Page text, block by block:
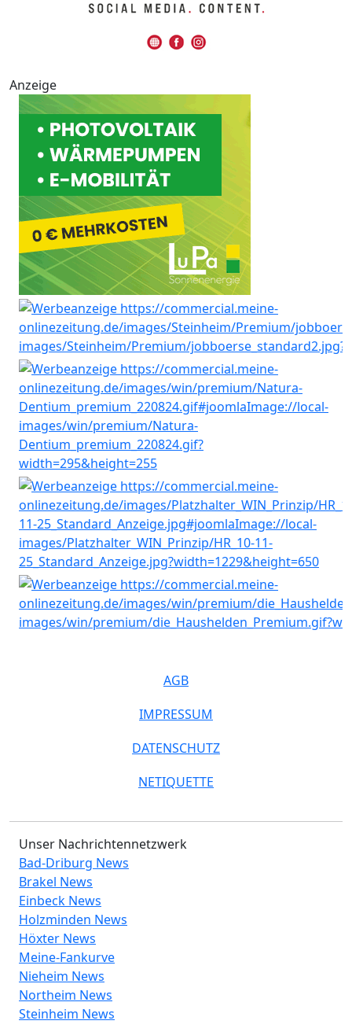
Anzeige
AGB
IMPRESSUM
DATENSCHUTZ
NETIQUETTE
Unser Nachrichtennetzwerk
Bad-Driburg News
Brakel News
Einbeck News
Holzminden News
Höxter News
Meine-Fankurve
Nieheim News
Northeim News
Steinheim News